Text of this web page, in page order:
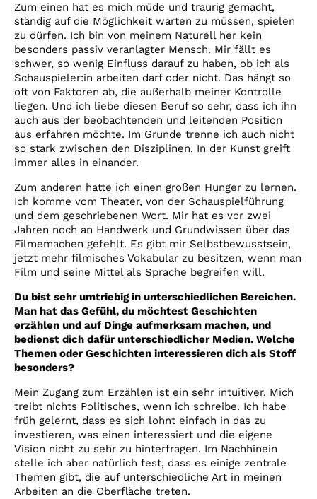
Zum einen hat es mich müde und traurig gemacht,
ständig auf die Möglichkeit warten zu müssen, spielen
zu dürfen. Ich bin von meinem Naturell her kein
besonders passiv veranlagter Mensch. Mir fällt es
schwer, so wenig Einfluss darauf zu haben, ob ich als
Schauspieler:in arbeiten darf oder nicht. Das hängt so
oft von Faktoren ab, die außerhalb meiner Kontrolle
liegen. Und ich liebe diesen Beruf so sehr, dass ich ihn
auch aus der beobachtenden und leitenden Position
aus erfahren möchte. Im Grunde trenne ich auch nicht
so stark zwischen den Disziplinen. In der Kunst greift
immer alles in einander.
Zum anderen hatte ich einen großen Hunger zu lernen.
Ich komme vom Theater, von der Schauspielführung
und dem geschriebenen Wort. Mir hat es vor zwei
Jahren noch an Handwerk und Grundwissen über das
Filmemachen gefehlt. Es gibt mir Selbstbewusstsein,
jetzt mehr filmisches Vokabular zu besitzen, wenn man
Film und seine Mittel als Sprache begreifen will.
Du bist sehr umtriebig in unterschiedlichen Bereichen.
Man hat das Gefühl, du möchtest Geschichten
erzählen und auf Dinge aufmerksam machen, und
bedienst dich dafür unterschiedlicher Medien. Welche
Themen oder Geschichten interessieren dich als Stoff
besonders?
Mein Zugang zum Erzählen ist ein sehr intuitiver. Mich
treibt nichts Politisches, wenn ich schreibe. Ich habe
früh gelernt, dass es sich lohnt einfach in das zu
investieren, was einen interessiert und die eigene
Vision nicht zu sehr zu hinterfragen. Im Nachhinein
stelle ich aber natürlich fest, dass es einige zentrale
Themen gibt, die auf unterschiedliche Art in meinen
Arbeiten an die Oberfläche treten.